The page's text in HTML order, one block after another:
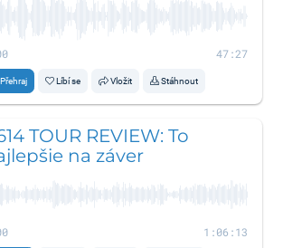
47:27
Přehraj Líbí se Vložit Stáhnout
TOUR REVIEW: To
na záver
1:06:13